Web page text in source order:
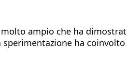
ampio che ha
ha